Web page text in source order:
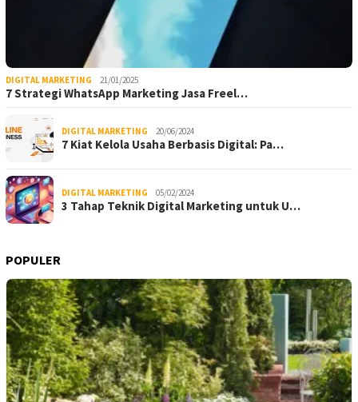
DIGITAL MARKETING 21/01/2025
7 Strategi WhatsApp Marketing Jasa Freel…
DIGITAL MARKETING 20/06/2024
7 Kiat Kelola Usaha Berbasis Digital: Pa…
DIGITAL MARKETING 05/02/2024
3 Tahap Teknik Digital Marketing untuk U…
POPULER